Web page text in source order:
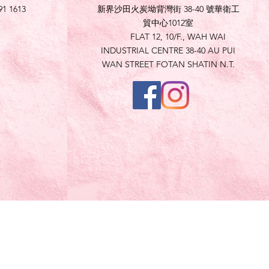
1613
新界沙田火炭坳背灣街 38-40 號華衛工
貿中心1012室
FLAT 12, 10/F., WAH WAI
INDUSTRIAL CENTRE 38-40 AU PUI
WAN STREET FOTAN SHATIN N.T.